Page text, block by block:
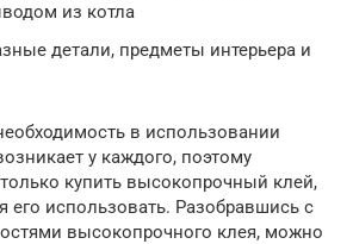
из котла
детали, предметы интерьера и
в использовании
у каждого, поэтому
купить высокопрочный клей,
его использовать. Разобравшись с
высокопрочного клея, можно